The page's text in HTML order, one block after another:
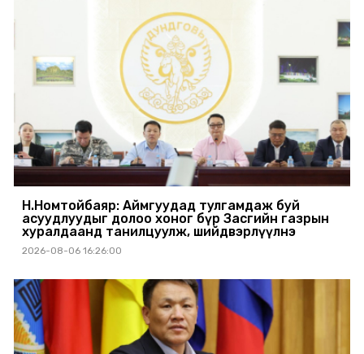
Н.Номтойбаяр: Аймгуудад тулгамдаж буй
асуудлуудыг долоо хоног бүр Засгийн газрын
хуралдаанд танилцуулж, шийдвэрлүүлнэ
2026-08-06 16:26:00